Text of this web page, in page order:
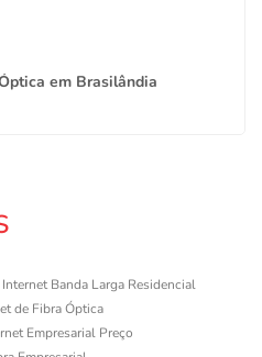
em Brasilândia
Internet Banda Larga Residencial
de Fibra Óptica
Empresarial Preço